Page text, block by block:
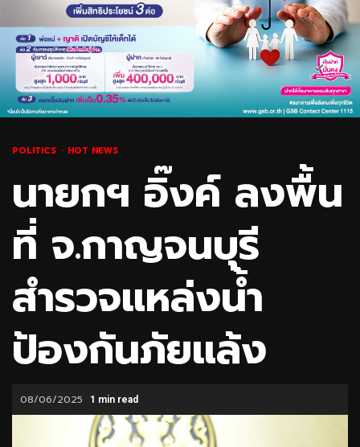
POLITICS HOT NEWS
นายกฯ อิ๊งค์ ลงพื้น
ที่ จ.กาญจนบุรี
สำรวจแหล่งน้ำ
ป้องกันภัยแล้ง
08/06/2025 1 min read